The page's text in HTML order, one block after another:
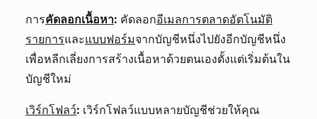
การคัดลอกเนื้อหา: คัดลอกอีเมลการตลาดอัตโนมัติ
รายการและแบบฟอร์มจากบัญชีหนึ่งไปยังอีกบัญชีหนึ่ง
เพื่อหลีกเลี่ยงการสร้างเนื้อหาด้วยตนเองตั้งแต่เริ่มต้นใน
บัญชีใหม่
เวิร์กโฟลว์: เวิร์กโฟลว์แบบหลายบัญชีช่วยให้คุณ